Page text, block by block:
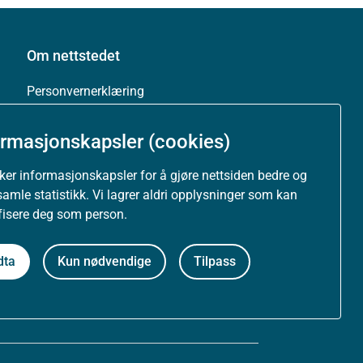
(cookies)
informasjonskapsler for å gjøre nettsiden bedre og
statistikk. Vi lagrer aldri opplysninger som kan
deg som person.
Kun nødvendige Tilpass
Om nettstedet
Personvernerklæring
Tilgjengelighetserklæring (uustatus.no)
Besøksstatistikk og informasjonskapsler
Nyhetsvarsel og abonnement
Åpne data (API)